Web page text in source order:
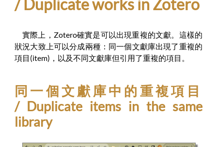
/ Duplicate works in Zotero
實際上，Zotero確實是可以出現重複的文獻。這樣的
狀況大致上可以分成兩種：同一個文獻庫出現了重複的
項目(item)，以及不同文獻庫但引用了重複的項目。
同一個文獻庫中的重複項目
/ Duplicate items in the same
library